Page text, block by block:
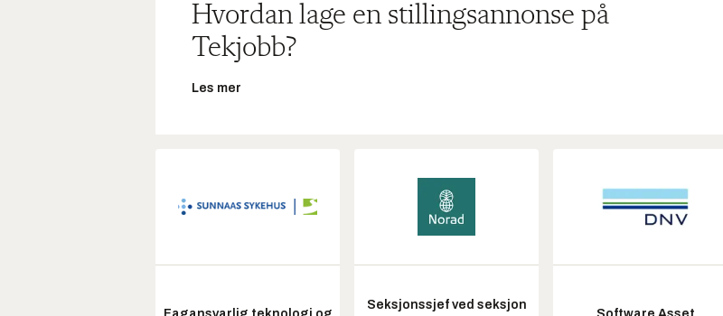
Hvordan lage en stillingsannonse på
Tekjobb?
Les mer
Seksjonssjef ved seksjon